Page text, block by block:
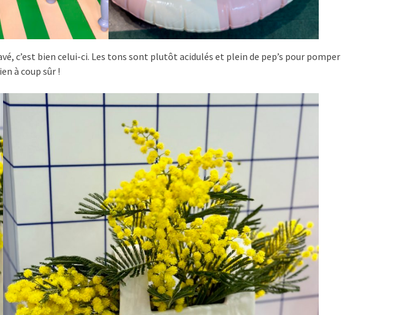
c’est bien celui-ci. Les tons sont plutôt acidulés et plein de pep’s pour pomper
à coup sûr !